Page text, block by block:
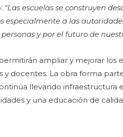
“Las escuelas se construyen
especialmente a las
y por el futuro de
ampliar y mejorar
y docentes. La obra forma
llevando infraestructura
y una educación de